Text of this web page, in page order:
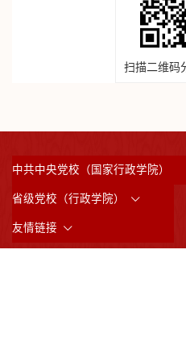
扫描二维码
中共中央党校（国家行政学院）
省级党校（行政学院）
友情链接